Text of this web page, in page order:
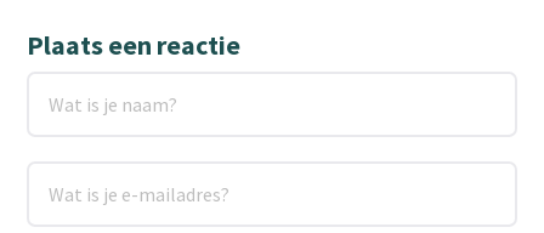
Plaats een reactie